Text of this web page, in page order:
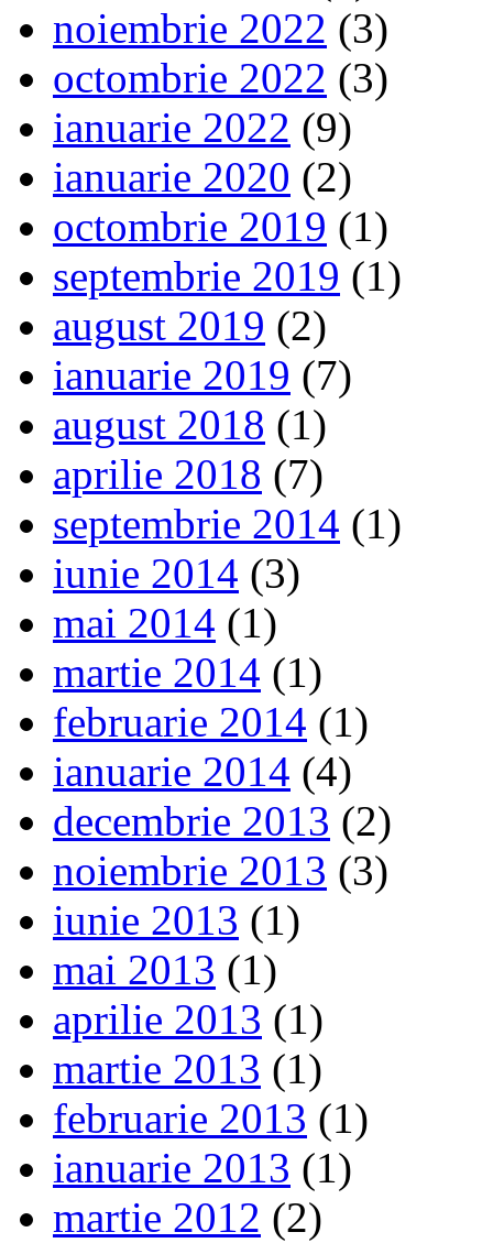
noiembrie 2022 (3)
octombrie 2022 (3)
ianuarie 2022 (9)
ianuarie 2020 (2)
octombrie 2019 (1)
septembrie 2019 (1)
august 2019 (2)
ianuarie 2019 (7)
august 2018 (1)
aprilie 2018 (7)
septembrie 2014 (1)
iunie 2014 (3)
mai 2014 (1)
martie 2014 (1)
februarie 2014 (1)
ianuarie 2014 (4)
decembrie 2013 (2)
noiembrie 2013 (3)
iunie 2013 (1)
mai 2013 (1)
aprilie 2013 (1)
martie 2013 (1)
februarie 2013 (1)
ianuarie 2013 (1)
martie 2012 (2)